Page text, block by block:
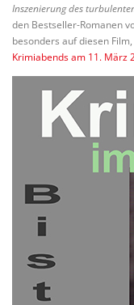
Inszenierung des
den Bestseller-Romanen
besonders auf diesen
Krimiabends am 11. März